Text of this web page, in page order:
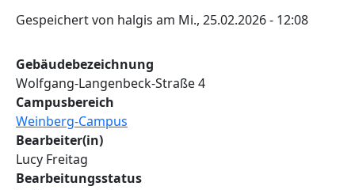
Gespeichert von halgis am Mi., 25.02.2026 - 12:08
Gebäudebezeichnung
Wolfgang-Langenbeck-Straße 4
Campusbereich
Weinberg-Campus
Bearbeiter(in)
Lucy Freitag
Bearbeitungsstatus